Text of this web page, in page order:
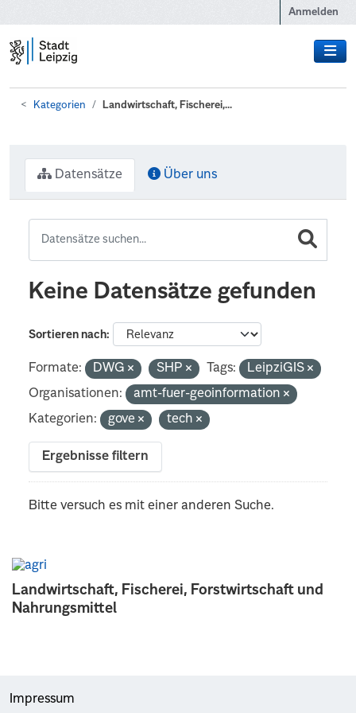
Anmelden
Kategorien Landwirtschaft, Fischerei,...
Landwirtschaft, Fischerei, Forstwirtschaft und
Nahrungsmittel
Datensätze Über uns
Keine Datensätze gefunden
Sortieren nach
Formate: DWG SHP Tags:
LeipziGIS
Organisationen:
amt-fuer-geoinformation
Kategorien:
gove tech
Ergebnisse filtern
Bitte versuch es mit einer anderen Suche.
Impressum